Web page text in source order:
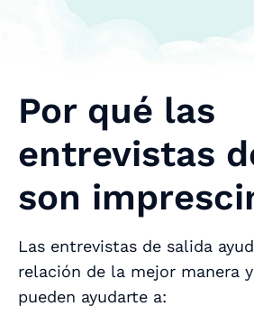
Por qué las
entrevistas
son
Las entrevistas de salida
relación de la mejor manera
pueden ayudarte a: